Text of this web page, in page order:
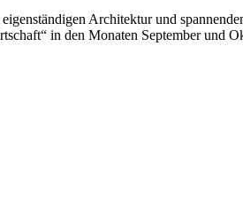
Architektur und
in den Monaten September und